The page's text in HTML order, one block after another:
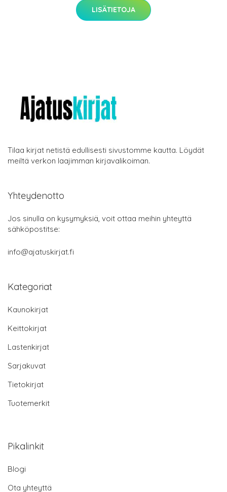
LISÄTIETOJA
Tilaa kirjat netistä edullisesti sivustomme kautta. Löydät
meiltä verkon laajimman kirjavalikoiman.
Yhteydenotto
Jos sinulla on kysymyksiä, voit ottaa meihin yhteyttä
sähköpostitse:
info@ajatuskirjat.fi
Kategoriat
Kaunokirjat
Keittokirjat
Lastenkirjat
Sarjakuvat
Tietokirjat
Tuotemerkit
Pikalinkit
Blogi
Ota yhteyttä